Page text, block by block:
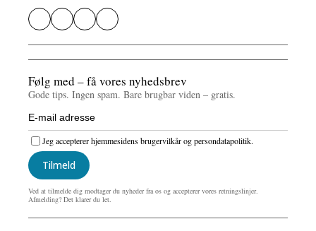
Følg med – få vores nyhedsbrev
Gode tips. Ingen spam. Bare brugbar viden – gratis.
Tilmeld
Jeg accepterer hjemmesidens brugervilkår og persondatapolitik.
Ved at tilmelde dig modtager du nyheder fra os og accepterer vores retningslinjer.
Afmelding? Det klarer du let.